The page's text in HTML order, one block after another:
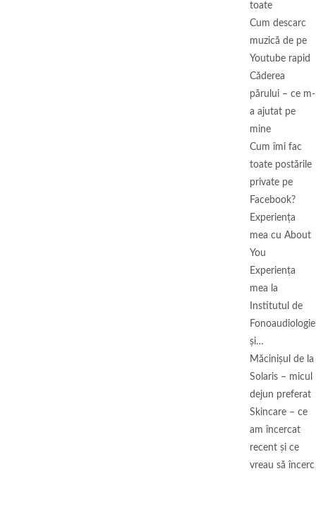
toate
Cum descarc
muzică de pe
Youtube rapid
Căderea
părului – ce m-
a ajutat pe
mine
Cum îmi fac
toate postările
private pe
Facebook?
Experiența
mea cu About
You
Experiența
mea la
Institutul de
Fonoaudiologie
și…
Măcinişul de la
Solaris – micul
dejun preferat
Skincare – ce
am încercat
recent și ce
vreau să încerc